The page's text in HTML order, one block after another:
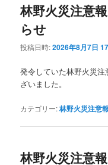
林野火災注意
らせ
投稿日時:2026年8月7日
発令していた林野火災
ざいました。
カテゴリー:林野火災注意
林野火災注意